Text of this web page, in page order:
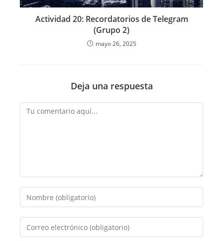
Actividad 20: Recordatorios de Telegram
(Grupo 2)
mayo 26, 2025
Deja una respuesta
Comentario
Introduce
tu
nombre
Introduce
tu